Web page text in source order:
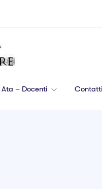
Ata – Docenti Contatti